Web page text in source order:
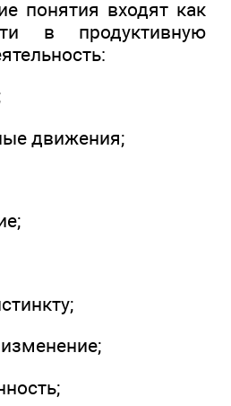
понятия входят как
в продуктивную
движения;